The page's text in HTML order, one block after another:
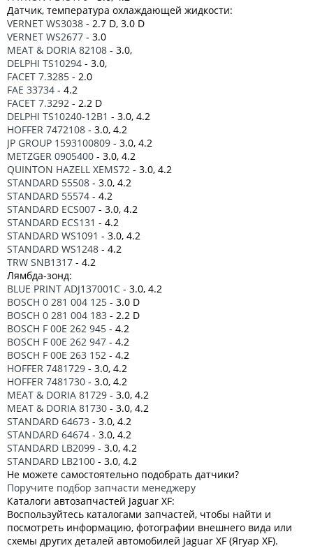
Датчик, температура охлаждающей жидкости:
VERNET WS3038 - 2.7 D, 3.0 D
VERNET WS2677 - 3.0
MEAT & DORIA 82108 - 3.0,
DELPHI TS10294 - 3.0,
FACET 7.3285 - 2.0
FAE 33734 - 4.2
FACET 7.3292 - 2.2 D
DELPHI TS10240-12B1 - 3.0, 4.2
HOFFER 7472108 - 3.0, 4.2
JP GROUP 1593100809 - 3.0, 4.2
METZGER 0905400 - 3.0, 4.2
QUINTON HAZELL XEMS72 - 3.0, 4.2
STANDARD 55508 - 3.0, 4.2
STANDARD 55574 - 4.2
STANDARD ECS007 - 3.0, 4.2
STANDARD ECS131 - 4.2
STANDARD WS1091 - 3.0, 4.2
STANDARD WS1248 - 4.2
TRW SNB1317 - 4.2
Лямбда-зонд:
BLUE PRINT ADJ137001C - 3.0, 4.2
BOSCH 0 281 004 125 - 3.0 D
BOSCH 0 281 004 183 - 2.2 D
BOSCH F 00E 262 945 - 4.2
BOSCH F 00E 262 947 - 4.2
BOSCH F 00E 263 152 - 4.2
HOFFER 7481729 - 3.0, 4.2
HOFFER 7481730 - 3.0, 4.2
MEAT & DORIA 81729 - 3.0, 4.2
MEAT & DORIA 81730 - 3.0, 4.2
STANDARD 64673 - 3.0, 4.2
STANDARD 64674 - 3.0, 4.2
STANDARD LB2099 - 3.0, 4.2
STANDARD LB2100 - 3.0, 4.2
Не можете самостоятельно подобрать датчики?
Поручите подбор запчасти менеджеру
Каталоги автозапчастей Jaguar XF:
Воспользуйтесь каталогами запчастей, чтобы найти и
посмотреть информацию, фотографии внешнего вида или
схемы других деталей автомобилей Jaguar XF (Ягуар XF).